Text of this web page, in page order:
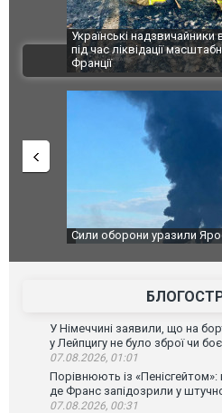
надзвичайники врятували козуленя
ліквідації масштабної лісової пожежі у
уразили Ярославський НПЗ:
регіону заявив про
ВІДЕО
У Німеччині заявили, що на
у Лейпцигу не було зброї чи
07.08.2026, 01:01
Порівнюють із
де Франс запідозрили у
07.08.2026, 00:31